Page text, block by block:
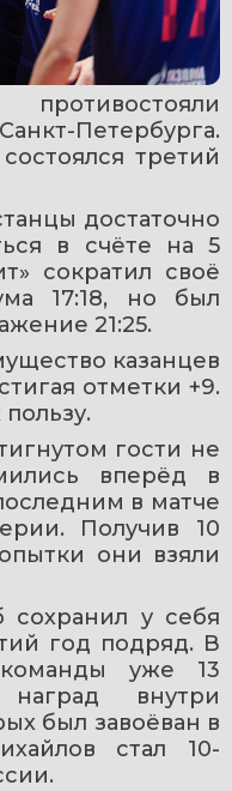
Петербурга.
третий
достаточно
в счёте на 5
сократил своё
17:18, но был
21:25.
казанцев
отметки +9.
пользу.
гости не
вперёд в
в матче
Получив 10
они взяли
сохранил у себя
год подряд. В
уже 13
наград внутри
был завоёван в
стал 10-